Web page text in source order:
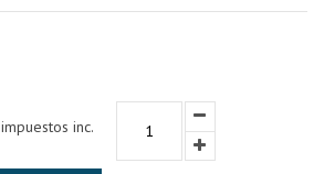
impuestos inc.